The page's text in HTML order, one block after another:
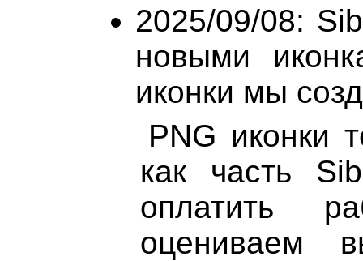
2025/09/08:
новыми
иконки мы
PNG иконки
как часть
оплатить
оцениваем